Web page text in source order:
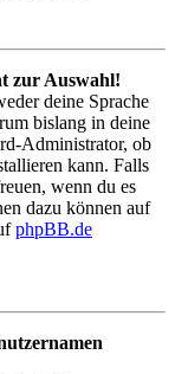
zur Auswahl!
deine Sprache
bislang in deine
Administrator, ob
kann. Falls
wenn du es
dazu können auf
phpBB.de